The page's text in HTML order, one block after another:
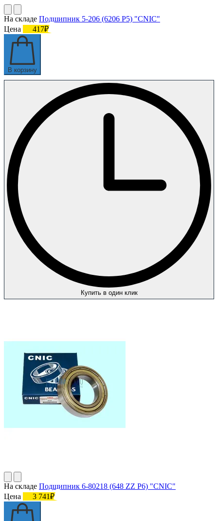
На складе Подшипник 5-206 (6206 P5) "CNIC"
Цена
417₽
В корзину
Купить в один клик
На складе Подшипник 6-80218 (648 ZZ P6) "CNIC"
Цена
3 741₽